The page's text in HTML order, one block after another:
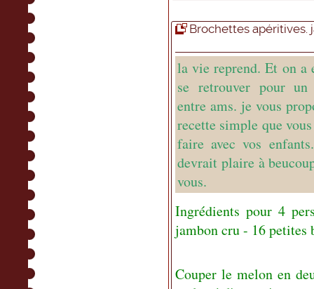
Brochettes apéritives.
la vie reprend. Et on a
se retrouver pour
entre ams. je vous
recette simple que
faire avec vos
devrait plaire à
vous.
Ingrédients pour 4
jambon cru - 16
Couper le melon en